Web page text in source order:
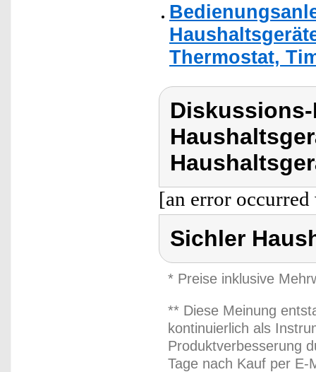
Thermostat,
[an error
Sichler
* Preise inklusive
** Diese Meinung
kontinuierlich als
Produktverbesserung
Tage nach Kauf per E-